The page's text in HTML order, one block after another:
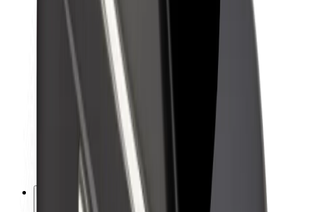
Xəbər otağı
Brend təlimatları
Missiya
İnvestorlarla əlaqələr
Rəhbərlik
Media
Urban Fondu
Təhlükəsizlik